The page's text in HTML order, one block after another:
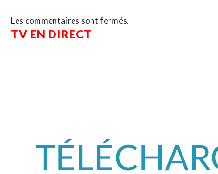
Les commentaires sont fermés.
TV EN DIRECT